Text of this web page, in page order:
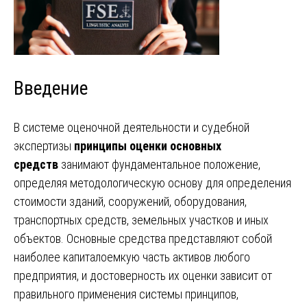
Введение
В системе оценочной деятельности и судебной
экспертизы принципы оценки основных
средств занимают фундаментальное положение,
определяя методологическую основу для определения
стоимости зданий, сооружений, оборудования,
транспортных средств, земельных участков и иных
объектов. Основные средства представляют собой
наиболее капиталоемкую часть активов любого
предприятия, и достоверность их оценки зависит от
правильного применения системы принципов,